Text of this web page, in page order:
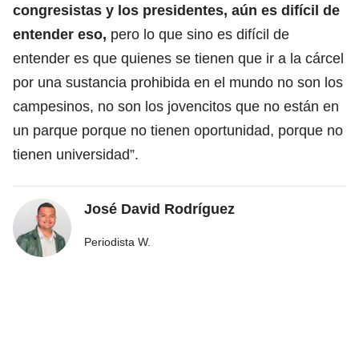
congresistas y los presidentes, aún es difícil de
entender eso, pero lo que sino es difícil de
entender es que quienes se tienen que ir a la cárcel
por una sustancia prohibida en el mundo no son los
campesinos, no son los jovencitos que no están en
un parque porque no tienen oportunidad, porque no
tienen universidad”.
José David Rodríguez
Periodista W.